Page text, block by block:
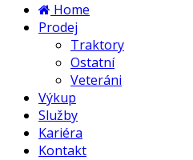
Home
Prodej
Traktory
Ostatní
Veteráni
Výkup
Služby
Kariéra
Kontakt